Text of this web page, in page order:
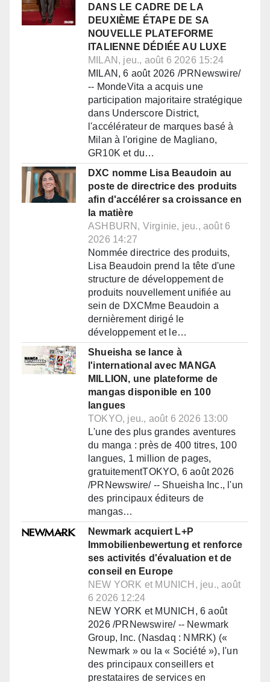
DANS LE CADRE DE LA
DEUXIÈME ÉTAPE DE SA
NOUVELLE PLATEFORME
ITALIENNE DÉDIÉE AU LUXE
MILAN, jeu., août 6 2026 15:24
MILAN, 6 août 2026 /PRNewswire/
-- MondeVita a acquis une
participation majoritaire stratégique
dans Underscore District,
l'accélérateur de marques basé à
Milan à l'origine de Magliano,
GR10K et du…
DXC nomme Lisa Beaudoin au
poste de directrice des produits
afin d'accélérer sa croissance en
la matière
ASHBURN, Virginie, jeu., août 6
2026 14:27
Nommée directrice des produits,
Lisa Beaudoin prend la tête d'une
structure de développement de
produits nouvellement unifiée au
sein de DXCMme Beaudoin a
dernièrement dirigé le
développement et le…
Shueisha se lance à
l'international avec MANGA
MILLION, une plateforme de
mangas disponible en 100
langues
TOKYO, jeu., août 6 2026 13:00
L'une des plus grandes aventures
du manga : près de 400 titres, 100
langues, 1 million de pages,
gratuitementTOKYO, 6 août 2026
/PRNewswire/ -- Shueisha Inc., l'un
des principaux éditeurs de
mangas…
Newmark acquiert L+P
Immobilienbewertung et renforce
ses activités d'évaluation et de
conseil en Europe
NEW YORK et MUNICH, jeu., août
6 2026 12:24
NEW YORK et MUNICH, 6 août
2026 /PRNewswire/ -- Newmark
Group, Inc. (Nasdaq : NMRK) («
Newmark » ou la « Société »), l'un
des principaux conseillers et
prestataires de services en